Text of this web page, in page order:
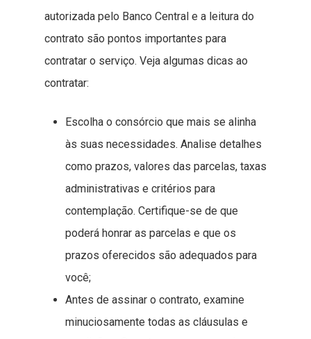
autorizada pelo Banco Central e a leitura do
contrato são pontos importantes para
contratar o serviço. Veja algumas dicas ao
contratar:
Escolha o consórcio que mais se alinha
às suas necessidades. Analise detalhes
como prazos, valores das parcelas, taxas
administrativas e critérios para
contemplação. Certifique-se de que
poderá honrar as parcelas e que os
prazos oferecidos são adequados para
você;
Antes de assinar o contrato, examine
minuciosamente todas as cláusulas e